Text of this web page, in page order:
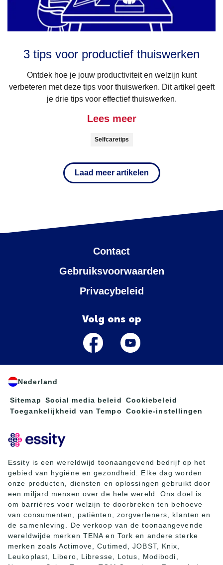
3 tips voor productief thuiswerken
Ontdek hoe je jouw productiviteit en welzijn kunt
verbeteren met deze tips voor thuiswerken. Dit artikel geeft
je drie tips voor effectief thuiswerken.
Lees meer
Selfcaretips
Laad meer artikelen
Contact
Gebruiksvoorwaarden
Privacybeleid
Volg ons op
Nederland
Sitemap Social media beleid
Cookiebeleid
Toegankelijkheid van Tempo
Cookie-instellingen
Essity is een wereldwijd toonaangevend bedrijf op het
gebied van hygiëne en gezondheid. Elke dag worden
onze producten, diensten en oplossingen gebruikt door
een miljard mensen over de hele wereld. Ons doel is
om barrières voor welzijn te doorbreken ten behoeve
van consumenten, patiënten, zorgverleners, klanten en
de samenleving. De verkoop van de toonaangevende
wereldwijde merken TENA en Tork en andere sterke
merken zoals Actimove, Cutimed, JOBST, Knix,
Leukoplast, Libero, Libresse, Lotus, Modibodi,